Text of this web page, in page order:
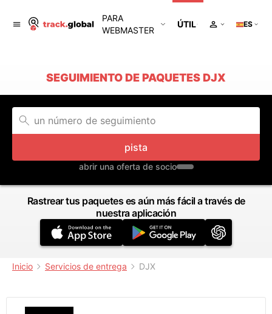
PARA
WEBMASTER
ÚTIL ES
SEGUIMIENTO DE PAQUETES DJX
pista
abrir una oferta de socio
Rastrear tus paquetes es aún más fácil a través de
nuestra aplicación
Inicio Servicios de entrega DJX